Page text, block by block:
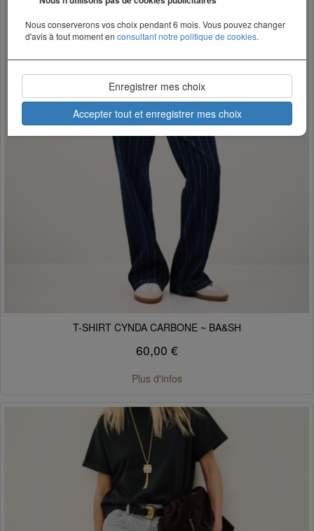
Nous conserverons vos choix pendant 6 mois. Vous pouvez changer
d'avis à tout moment enconsultant notre politique de cookies.
Enregistrer mes choix
Accepter tout et enregistrer mes choix
T-SHIRT CYNDA CARBONE ~ BA&SH
60,00 €
Plus d'infos